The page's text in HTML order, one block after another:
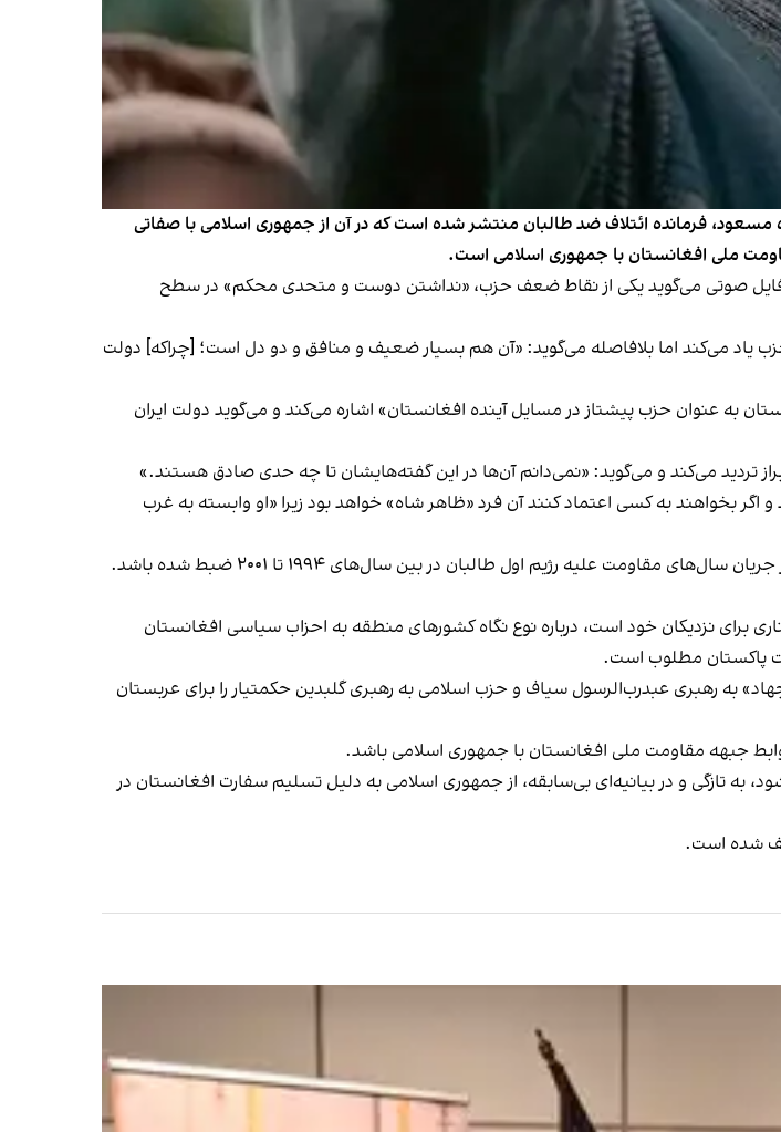
فرمانده ائتلاف ضد طالبان منتشر شده است که در آن از جمهوری اسلامی با صفاتی
ملی افغانستان با جمهوری اسلامی است.
صوتی می‌گوید یکی از نقاط ضعف حزب، «نداشتن دوست و متحدی محکم» در سطح
حزب یاد می‌کند اما بلافاصله می‌گوید: «آن‌ هم بسیار ضعیف و منافق و دو دل است؛ [چراکه] دولت
عنوان حزب پیشتاز در مسایل آینده افغانستان» اشاره می‌کند و می‌گوید دولت ایران
تردید می‌کند و می‌گوید: «نمی‌دانم آن‌ها در این گفته‌هایشان تا چه حدی صادق هستند.»
بخواهند به کسی اعتماد کنند آن فرد «ظاهر شاه» خواهد بود زیرا «او وابسته به غرب
علیه رژیم اول طالبان در بین سال‌های ۱۹۹۴ تا ۲۰۰۱ ضبط شده باشد.
نزدیکان خود است، درباره نوع نگاه کشورهای منطقه به احزاب سیاسی افغانستان
پاکستان مطلوب است.
به رهبری عبدرب‌الرسول سیاف و حزب اسلامی به رهبری گلبدین حکمتیار را برای عربستان
تازگی و در بیانیه‌ای بی‌سابقه، از جمهوری اسلامی به دلیل تسلیم سفارت افغانستان در
شده است.